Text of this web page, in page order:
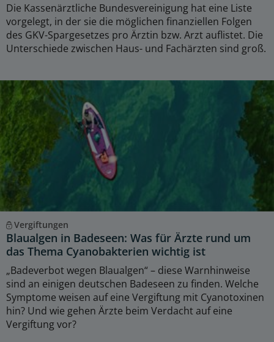
Die Kassenärztliche Bundesvereinigung hat eine Liste
vorgelegt, in der sie die möglichen finanziellen Folgen
des GKV-Spargesetzes pro Ärztin bzw. Arzt auflistet. Die
Unterschiede zwischen Haus- und Fachärzten sind groß.
Vergiftungen
Blaualgen in Badeseen: Was für Ärzte rund um
das Thema Cyanobakterien wichtig ist
„Badeverbot wegen Blaualgen“ – diese Warnhinweise
sind an einigen deutschen Badeseen zu finden. Welche
Symptome weisen auf eine Vergiftung mit Cyanotoxinen
hin? Und wie gehen Ärzte beim Verdacht auf eine
Vergiftung vor?